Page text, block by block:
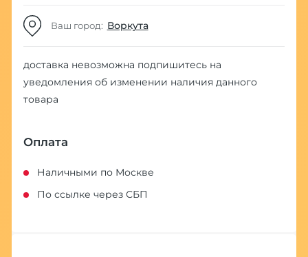
Ваш город: Воркута
доставка невозможна подпишитесь на
уведомления об изменении наличия данного
товара
Оплата
Наличными по Москве
По ссылке через СБП